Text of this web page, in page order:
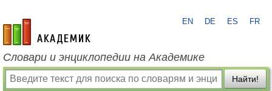
academic.ru
EN DE ES FR
Словари и энциклопедии на Академике
Найти!